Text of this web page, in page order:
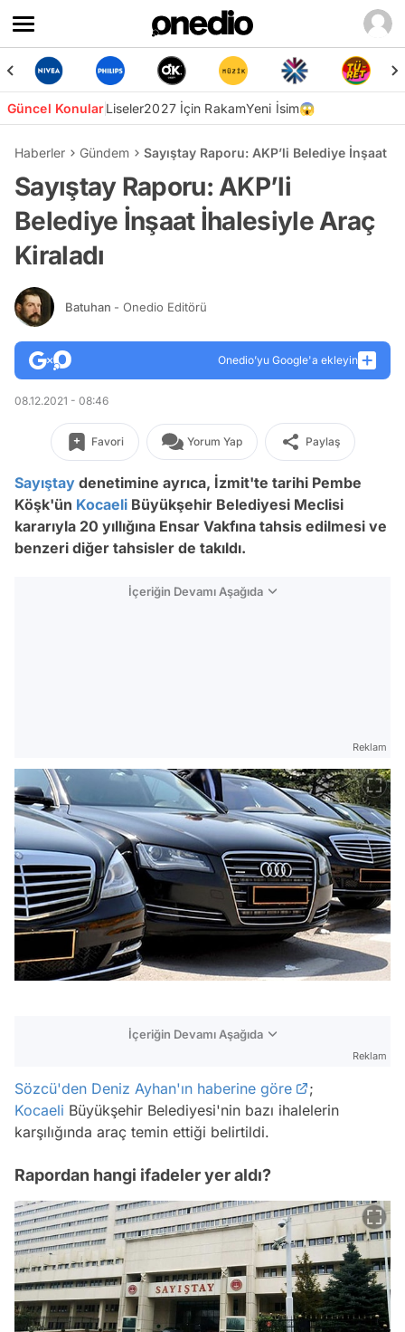
Güncel KonularLiseler2027 İçin RakamYeni İsim😱
Haberler Gündem Sayıştay Raporu: AKP’li Belediye İnşaat
Sayıştay Raporu: AKP’li
Belediye İnşaat İhalesiyle Araç
Kiraladı
Batuhan - Onedio Editörü
Onedio’yu Google'a ekleyin
08.12.2021 - 08:46
Favori Yorum Yap Paylaş
Sayıştay denetimine ayrıca, İzmit'te tarihi Pembe
Köşk'ün Kocaeli Büyükşehir Belediyesi Meclisi
kararıyla 20 yıllığına Ensar Vakfına tahsis edilmesi ve
benzeri diğer tahsisler de takıldı.
İçeriğin Devamı Aşağıda
Reklam
İçeriğin Devamı Aşağıda
Reklam
Sözcü'den Deniz Ayhan'ın haberine göre
;
Kocaeli Büyükşehir Belediyesi'nin bazı ihalelerin
karşılığında araç temin ettiği belirtildi.
Rapordan hangi ifadeler yer aldı?